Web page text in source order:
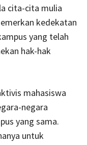
cita-cita mulia
kedekatan
yang telah
hak-hak
mahasiswa
negara
yang sama.
untuk